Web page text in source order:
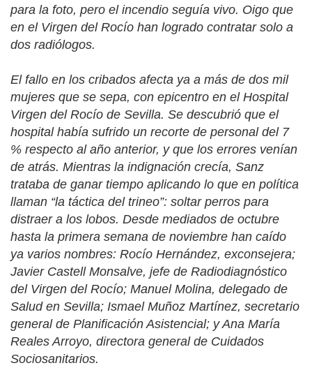
para la foto, pero el incendio seguía vivo. Oigo que
en el Virgen del Rocío han logrado contratar solo a
dos radiólogos.
El fallo en los cribados afecta ya a más de dos mil
mujeres que se sepa, con epicentro en el Hospital
Virgen del Rocío de Sevilla. Se descubrió que el
hospital había sufrido un recorte de personal del 7
% respecto al año anterior, y que los errores venían
de atrás. Mientras la indignación crecía, Sanz
trataba de ganar tiempo aplicando lo que en política
llaman “la táctica del trineo”: soltar perros para
distraer a los lobos. Desde mediados de octubre
hasta la primera semana de noviembre han caído
ya varios nombres: Rocío Hernández, exconsejera;
Javier Castell Monsalve, jefe de Radiodiagnóstico
del Virgen del Rocío; Manuel Molina, delegado de
Salud en Sevilla; Ismael Muñoz Martínez, secretario
general de Planificación Asistencial; y Ana María
Reales Arroyo, directora general de Cuidados
Sociosanitarios.